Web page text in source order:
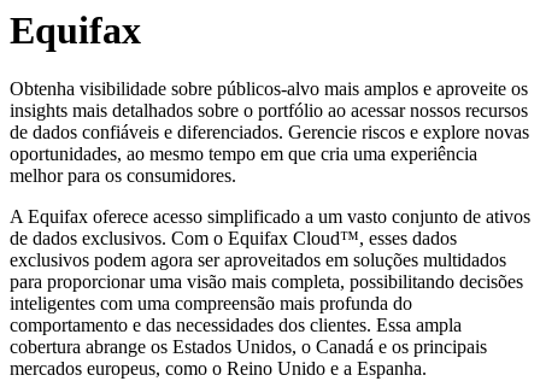
Equifax
Obtenha visibilidade sobre públicos-alvo mais amplos e aproveite os
insights mais detalhados sobre o portfólio ao acessar nossos recursos
de dados confiáveis e diferenciados. Gerencie riscos e explore novas
oportunidades, ao mesmo tempo em que cria uma experiência
melhor para os consumidores.
A Equifax oferece acesso simplificado a um vasto conjunto de ativos
de dados exclusivos. Com o Equifax Cloud™, esses dados
exclusivos podem agora ser aproveitados em soluções multidados
para proporcionar uma visão mais completa, possibilitando decisões
inteligentes com uma compreensão mais profunda do
comportamento e das necessidades dos clientes. Essa ampla
cobertura abrange os Estados Unidos, o Canadá e os principais
mercados europeus, como o Reino Unido e a Espanha.